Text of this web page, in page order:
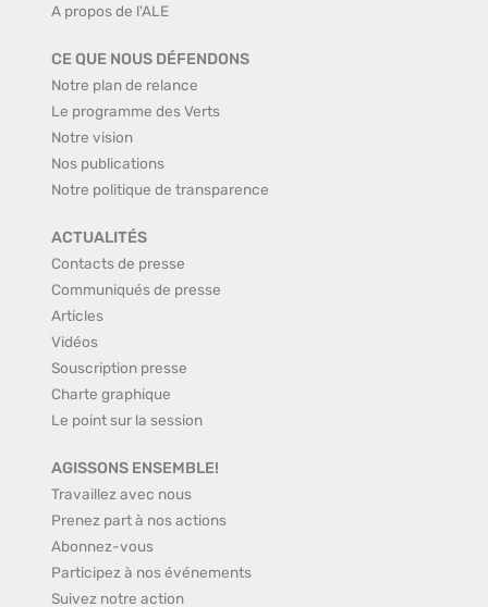
A propos de l'ALE
CE QUE NOUS DÉFENDONS
Notre plan de relance
Le programme des Verts
Notre vision
Nos publications
Notre politique de transparence
ACTUALITÉS
Contacts de presse
Communiqués de presse
Articles
Vidéos
Souscription presse
Charte graphique
Le point sur la session
AGISSONS ENSEMBLE!
Travaillez avec nous
Prenez part à nos actions
Abonnez-vous
Participez à nos événements
Suivez notre action